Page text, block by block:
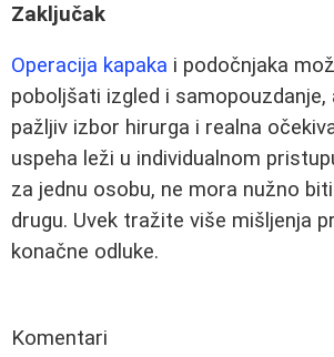
Zaključak
Operacija kapaka i podočnjaka
poboljšati izgled i samopouzdanje,
pažljiv izbor hirurga i realna
uspeha leži u individualnom
za jednu osobu, ne mora nužno
drugu. Uvek tražite više mišljenja
konačne odluke.
Komentari